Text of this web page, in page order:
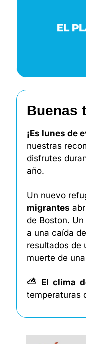
Buenas
¡Es lunes de
nuestras
disfrutes
año.
Un nuevo
migrantes
de Boston. Un
a una caída
resultados de
muerte de
⛅ El clima
temperaturas